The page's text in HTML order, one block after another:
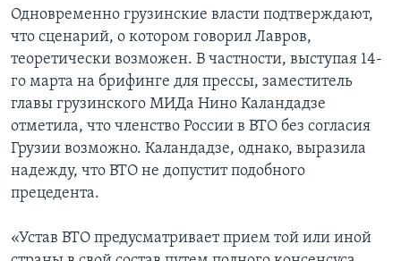
Одновременно грузинские власти подтверждают,
что сценарий, о котором говорил Лавров,
теоретически возможен. В частности, выступая 14-
го марта на брифинге для прессы, заместитель
главы грузинского МИДа Нино Каландадзе
отметила, что членство России в ВТО без согласия
Грузии возможно. Каландадзе, однако, выразила
надежду, что ВТО не допустит подобного
прецедента.
«Устав ВТО предусматривает прием той или иной